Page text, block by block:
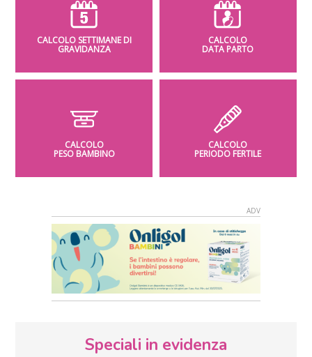
CALCOLO SETTIMANE DI
GRAVIDANZA
CALCOLO
DATA PARTO
CALCOLO
PESO BAMBINO
CALCOLO
PERIODO FERTILE
Speciali in evidenza